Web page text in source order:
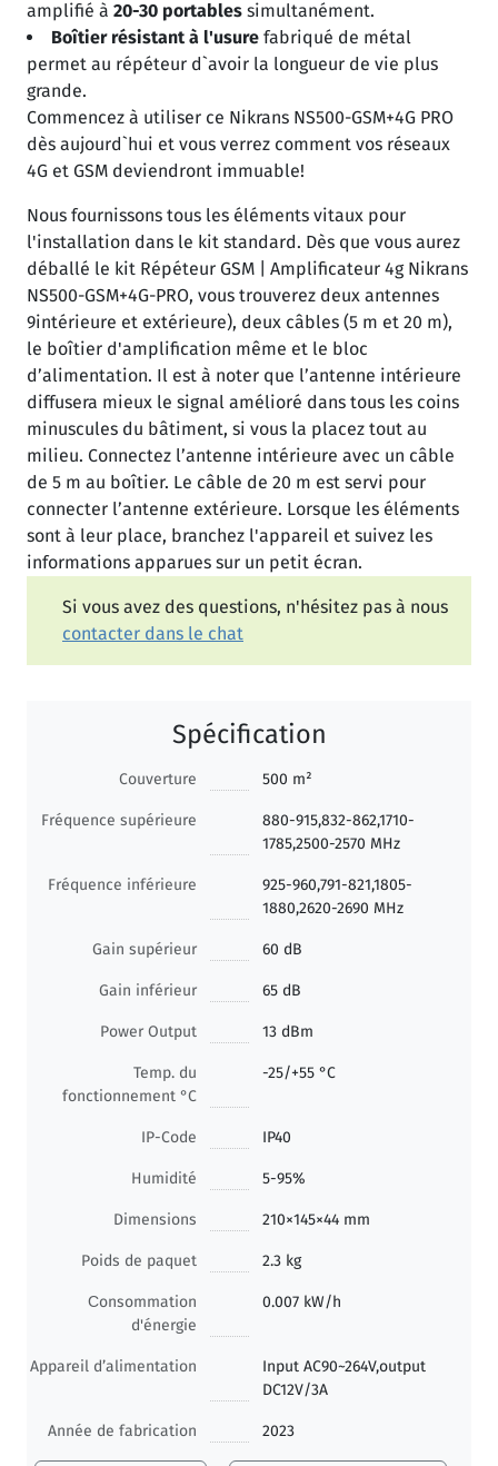
amplifié à 20-30 portables simultanément.
Boîtier résistant à l'usure fabriqué de métal
permet au répéteur d`avoir la longueur de vie plus
grande.
Commencez à utiliser ce Nikrans NS500-GSM+4G PRO
dès aujourd`hui et vous verrez comment vos réseaux
4G et GSM deviendront immuable!
Nous fournissons tous les éléments vitaux pour
l'installation dans le kit standard. Dès que vous aurez
déballé le kit Répéteur GSM | Amplificateur 4g Nikrans
NS500-GSM+4G-PRO, vous trouverez deux antennes
9intérieure et extérieure), deux câbles (5 m et 20 m),
le boîtier d'amplification même et le bloc
d’alimentation. Il est à noter que l’antenne intérieure
diffusera mieux le signal amélioré dans tous les coins
minuscules du bâtiment, si vous la placez tout au
milieu. Connectez l’antenne intérieure avec un câble
de 5 m au boîtier. Le câble de 20 m est servi pour
connecter l’antenne extérieure. Lorsque les éléments
sont à leur place, branchez l'appareil et suivez les
informations apparues sur un petit écran.
Si vous avez des questions, n'hésitez pas à nous
contacter dans le chat
Spécification
Couverture 500 m²
Fréquence supérieure
880-915,832-862,1710-
1785,2500-2570 MHz
Fréquence inférieure
925-960,791-821,1805-
1880,2620-2690 MHz
Gain supérieur 60 dB
Gain inférieur 65 dB
Power Output 13 dBm
Temp. du
fonctionnement °C
-25/+55 °C
IP-Code IP40
Humidité 5-95%
Dimensions 210×145×44 mm
Poids de paquet 2.3 kg
Сonsommation
d'énergie
0.007 kW/h
Appareil d’alimentation
Input AC90~264V,output
DC12V/3A
Année de fabrication 2023